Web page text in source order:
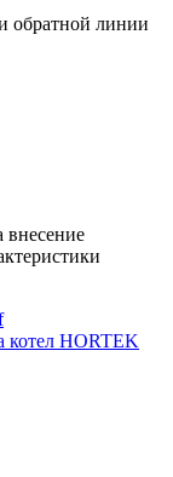
обратной линии
внесение
котел HORTEK